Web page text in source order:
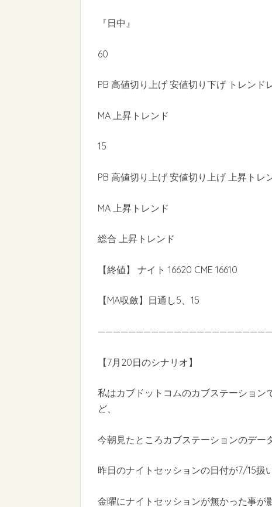
『日中』
60
PB 高値切り上げ 安値切り下げ トレンド
MA 上昇トレンド
15
PB 高値切り上げ 安値切り上げ 上昇トレ
MA 上昇トレンド
総合 上昇トレンド
【終値】 ナイト 16620 CME 16610
【MA収斂】日通し5、15
【7月20日のシナリオ】
私はカブドットコムのカブステーション
ど、
今朝見たところカブステーションのデー
昨日のナイトセッションの日付が7/15扱
金曜にナイトセッションが無かった事が